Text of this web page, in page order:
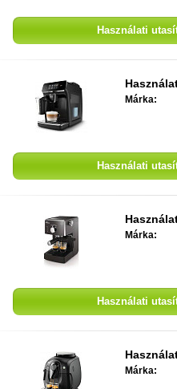
Használati
Márka:
Használati
Márka:
Használati
Márka: